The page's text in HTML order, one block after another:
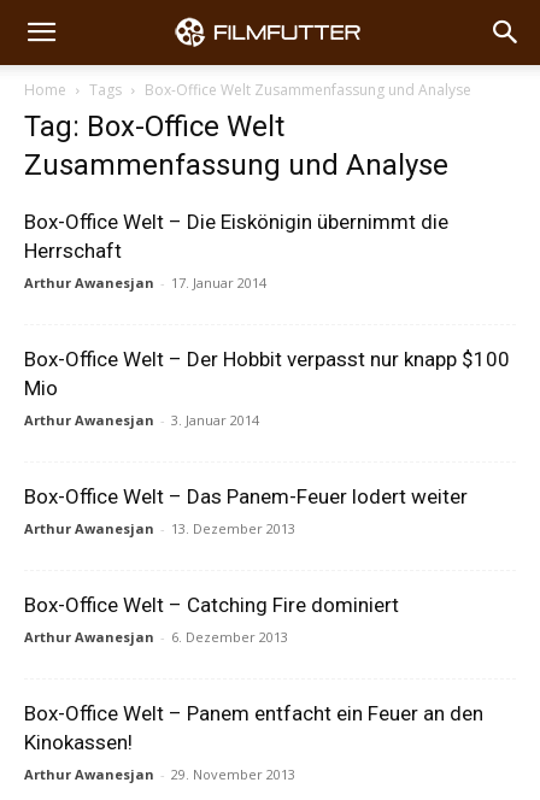
Home Tags Box-Office Welt Zusammenfassung und Analyse
Tag: Box-Office Welt
Zusammenfassung und Analyse
Box-Office Welt – Die Eiskönigin übernimmt die
Herrschaft
Arthur Awanesjan - 17. Januar 2014
Box-Office Welt – Der Hobbit verpasst nur knapp $100
Mio
Arthur Awanesjan - 3. Januar 2014
Box-Office Welt – Das Panem-Feuer lodert weiter
Arthur Awanesjan - 13. Dezember 2013
Box-Office Welt – Catching Fire dominiert
Arthur Awanesjan - 6. Dezember 2013
Box-Office Welt – Panem entfacht ein Feuer an den
Kinokassen!
Arthur Awanesjan - 29. November 2013